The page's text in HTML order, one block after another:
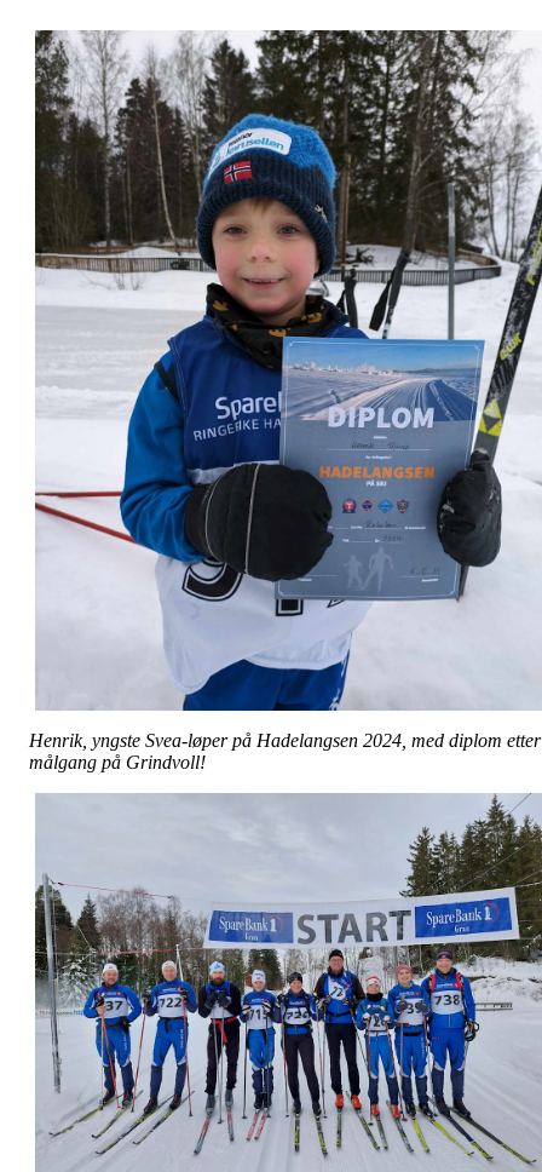
Henrik, yngste Svea-løper på Hadelangsen 2024, med diplom etter
målgang på Grindvoll!